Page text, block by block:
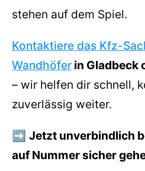
stehen auf dem Spiel.
Kontaktiere das Kfz-
Wandhöfer in Gladbeck
– wir helfen dir schnell,
zuverlässig weiter.
➡️ Jetzt unverbindlich
auf Nummer sicher